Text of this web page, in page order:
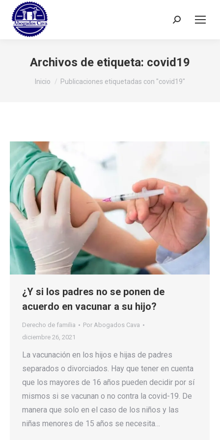
Buscar:
Archivos de etiqueta: covid19
Estás aquí:
Inicio Publicaciones etiquetadas con "covid19"
¿Y si los padres no se ponen de
acuerdo en vacunar a su hijo?
Derecho de familia Por Abogados Cava
diciembre 26, 2021
La vacunación en los hijos e hijas de padres
separados o divorciados. Hay que tener en cuenta
que los mayores de 16 años pueden decidir por sí
mismos si se vacunan o no contra la covid-19. De
manera que solo en el caso de los niños y las
niñas menores de 15 años se necesita…